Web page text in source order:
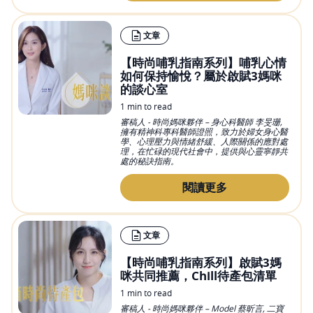
文章
【時尚哺乳指南系列】哺乳心情
如何保持愉悅？屬於啟賦3媽咪
的談心室
審稿人 - 時尚媽咪夥伴 – 身心科醫師 李旻珊,
擁有精神科專科醫師證照，致力於婦女身心醫
學、心理壓力與情緒舒緩、人際關係的應對處
理，在忙碌的現代社會中，提供與心靈寧靜共
處的秘訣指南。
1 min to read
閱讀更多
文章
【時尚哺乳指南系列】啟賦3媽
咪共同推薦，Chill待產包清單
審稿人 - 時尚媽咪夥伴 – Model 蔡昕言, 二寶
1 min to read